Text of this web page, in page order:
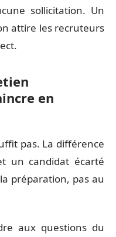
sollicitation. Un
attire les recruteurs
en
pas. La différence
un candidat écarté
préparation, pas au
aux questions du